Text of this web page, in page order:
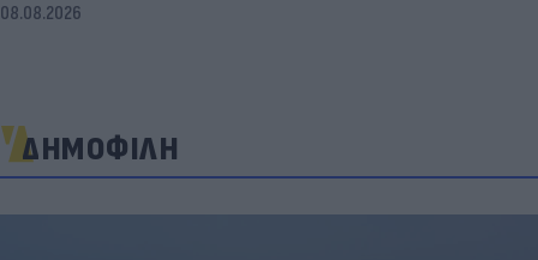
08.08.2026
ΔΗΜΟΦΙΛΗ